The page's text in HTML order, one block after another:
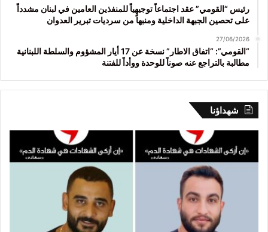
رئيس “القومي” عقد اجتماعاً توجيهياً للمنفذين العامين في لبنان مشدداً
على تحصين الجبهة الداخلية ومنبهاً من سرديات تبرير العدوان
27/06/2026
“القومي”: “اتفاق الاطار” نسخة عن 17 أيار المشؤوم والسلطة اللبنانية
مطالبة بالتراجع عنه صوناً للوحدة ووأداً للفتنة
شهداؤنا